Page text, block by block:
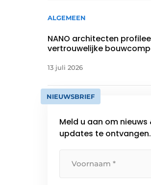
ALGEMEEN
NANO architecten
vertrouwelijke
13 juli 2026
NIEUWSBRIEF
Meld u aan om nieuws
updates te ontvangen.